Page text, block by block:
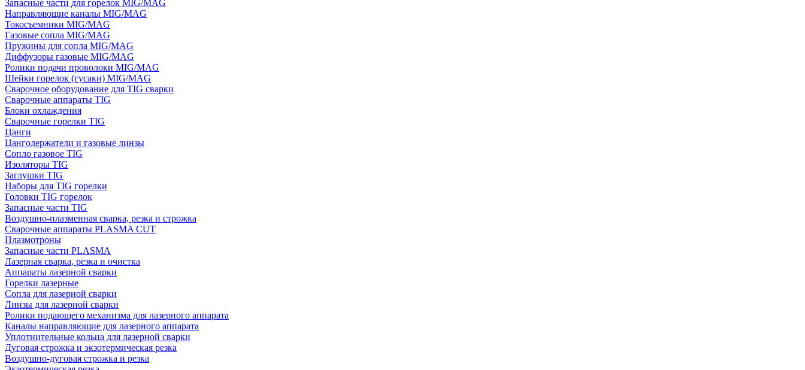
Запасные части для горелок MIG/MAG
Направляющие каналы MIG/MAG
Токосъемники MIG/MAG
Газовые сопла MIG/MAG
Пружины для сопла MIG/MAG
Диффузоры газовые MIG/MAG
Ролики подачи проволоки MIG/MAG
Шейки горелок (гусаки) MIG/MAG
Сварочное оборудование для TIG сварки
Сварочные аппараты TIG
Блоки охлаждения
Сварочные горелки TIG
Цанги
Цангодержатели и газовые линзы
Сопло газовое TIG
Изоляторы TIG
Заглушки TIG
Наборы для TIG горелки
Головки TIG горелок
Запасные части TIG
Воздушно-плазменная сварка, резка и строжка
Сварочные аппараты PLASMA CUT
Плазмотроны
Запасные части PLASMA
Лазерная сварка, резка и очистка
Аппараты лазерной сварки
Горелки лазерные
Сопла для лазерной сварки
Линзы для лазерной сварки
Ролики подающего механизма для лазерного аппарата
Каналы направляющие для лазерного аппарата
Уплотнительные кольца для лазерной сварки
Дуговая строжка и экзотермическая резка
Воздушно-дуговая строжка и резка